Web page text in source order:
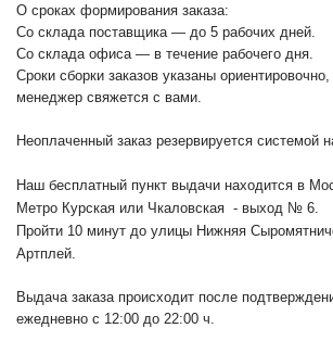
О сроках формирования заказа:
Со склада поставщика — до 5 рабочих дней.
Со склада офиса — в течение рабочего дня.
Сроки сборки заказов указаны
менеджер свяжется с вами.
Неоплаченный заказ резервируется системой
Наш бесплатный пункт выдачи находится в
Метро Курская или Чкаловская - выход № 6.
Пройти 10 минут до улицы Нижняя
Артплей.
Выдача заказа происходит после
ежедневно с 12:00 до 22:00 ч.